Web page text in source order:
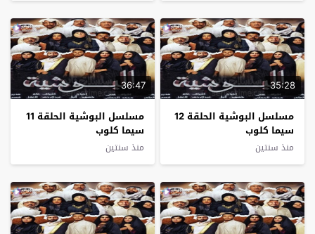
35:28
مسلسل البوشية الحلقة 12
سيما كلوب
منذ سنتين
36:47
مسلسل البوشية الحلقة 11
سيما كلوب
منذ سنتين